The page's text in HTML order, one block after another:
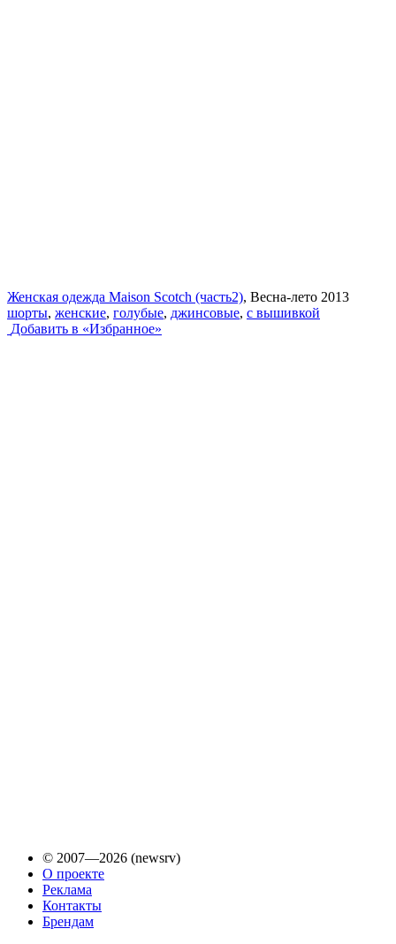
Женская одежда Maison Scotch (часть2), Весна-лето 2013
шорты, женские, голубые, джинсовые, с вышивкой
Добавить в «Избранное»
© 2007—2026 (newsrv)
О проекте
Реклама
Контакты
Брендам